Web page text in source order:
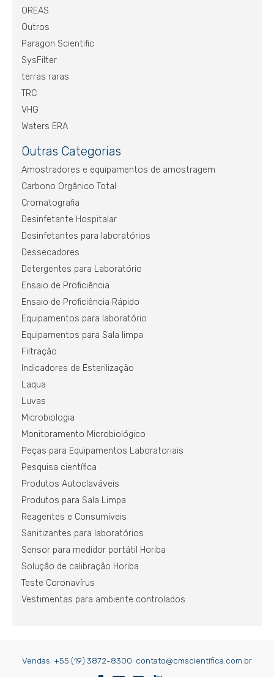
OREAS
Outros
Paragon Scientific
SysFilter
terras raras
TRC
VHG
Waters ERA
Outras Categorias
Amostradores e equipamentos de amostragem
Carbono Orgânico Total
Cromatografia
Desinfetante Hospitalar
Desinfetantes para laboratórios
Dessecadores
Detergentes para Laboratório
Ensaio de Proficiência
Ensaio de Proficiência Rápido
Equipamentos para laboratório
Equipamentos para Sala limpa
Filtração
Indicadores de Esterilização
Laqua
Luvas
Microbiologia
Monitoramento Microbiológico
Peças para Equipamentos Laboratoriais
Pesquisa científica
Produtos Autoclaváveis
Produtos para Sala Limpa
Reagentes e Consumíveis
Sanitizantes para laboratórios
Sensor para medidor portátil Horiba
Solução de calibração Horiba
Teste Coronavírus
Vestimentas para ambiente controlados
Vendas: +55 (19) 3872-8300 contato@cmscientifica.com.br